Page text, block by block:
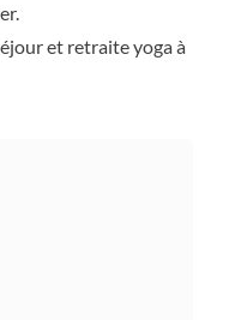
et retraite yoga à